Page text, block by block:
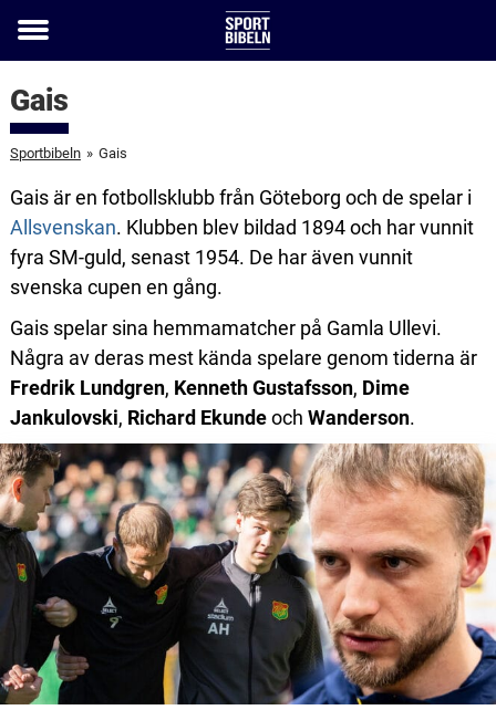
Toggle
Gais
Sportbibeln » Gais
Gais är en fotbollsklubb från Göteborg och de spelar i
Allsvenskan. Klubben blev bildad 1894 och har vunnit
fyra SM-guld, senast 1954. De har även vunnit
svenska cupen en gång.
Gais spelar sina hemmamatcher på Gamla Ullevi.
Några av deras mest kända spelare genom tiderna är
Fredrik Lundgren, Kenneth Gustafsson, Dime
Jankulovski, Richard Ekundeoch Wanderson.